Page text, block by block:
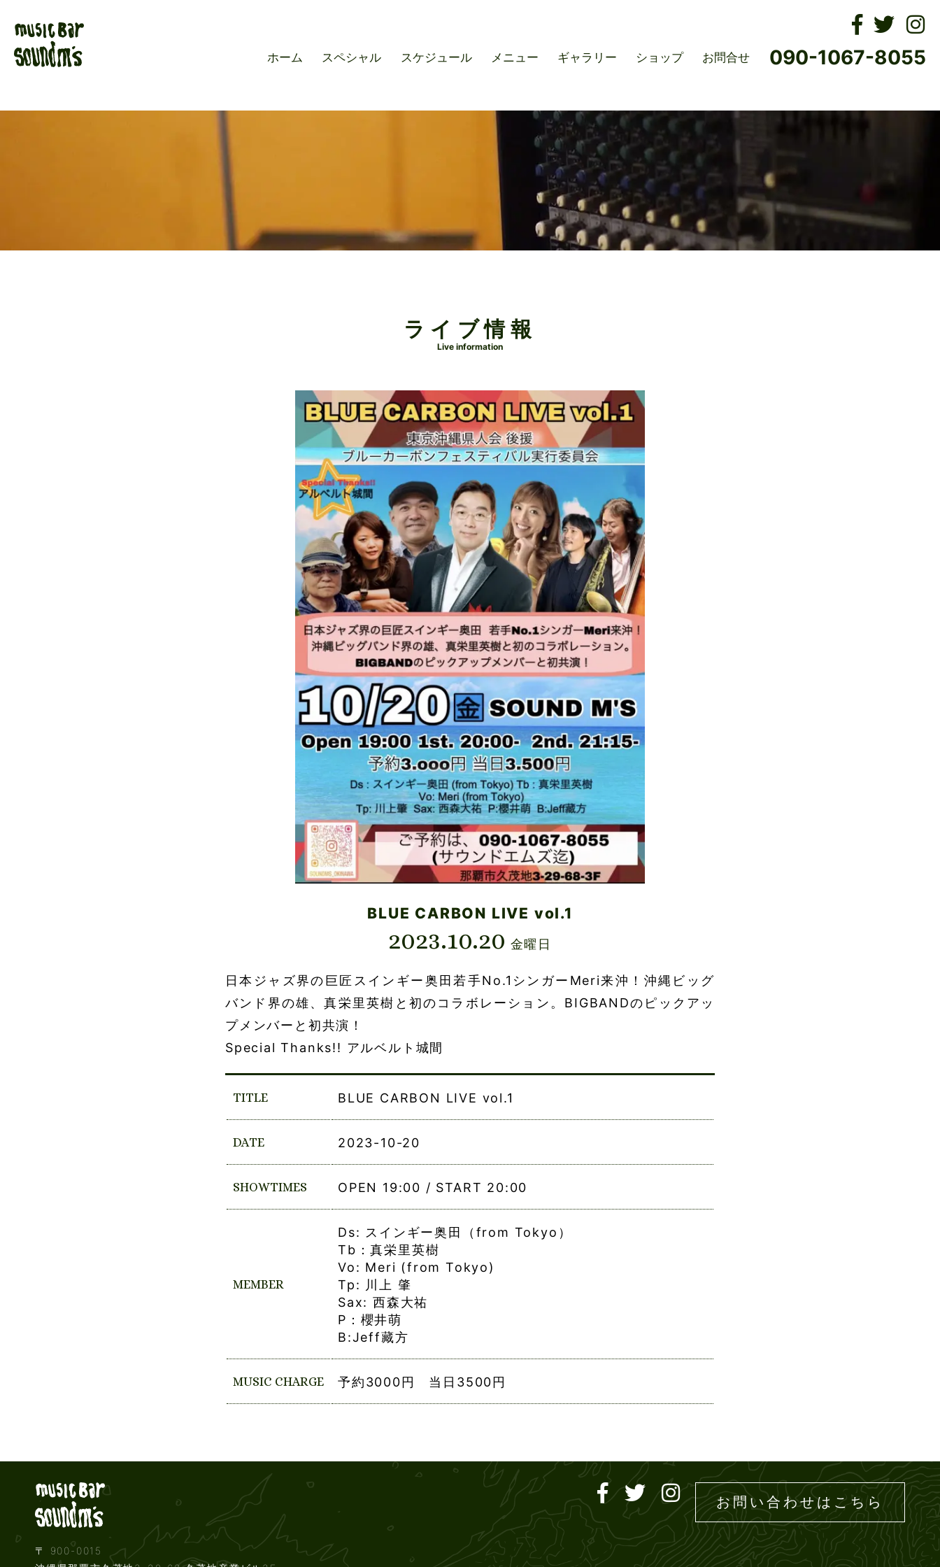
ホーム スペシャル スケジュール メニュー ギャラリー ショップ お問合せ 090-1067-8055
ライブ情報
Live information
BLUE CARBON LIVE vol.1
2023.10.20 金曜日
日本ジャズ界の巨匠スインギー奥田若手No.1シンガーMeri来沖！沖縄ビッグ
バンド界の雄、真栄里英樹と初のコラボレーション。BIGBANDのピックアッ
プメンバーと初共演！
Special Thanks!! アルベルト城間
TITLE BLUE CARBON LIVE vol.1
DATE 2023-10-20
SHOWTIMES OPEN 19:00 / START 20:00
MEMBER
Ds: スインギー奥田（from Tokyo）
Tb：真栄里英樹
Vo: Meri (from Tokyo)
Tp: 川上 肇
Sax: 西森大祐
P：櫻井萌
B:Jeff藏方
MUSIC CHARGE 予約3000円 当日3500円
Live music bar SOUND M'S – サウンドエムズ
〒 900-0015
お問い合わせはこちら